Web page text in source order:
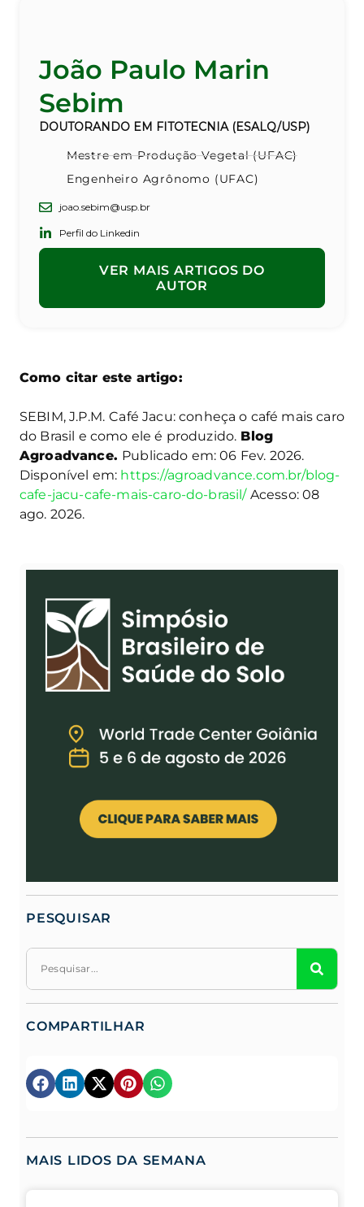
João Paulo Marin
Sebim
DOUTORANDO EM FITOTECNIA (ESALQ/USP)
Mestre em Produção Vegetal (UFAC)
Engenheiro Agrônomo (UFAC)
joao.sebim@usp.br
Perfil do Linkedin
VER MAIS ARTIGOS DO
AUTOR
Como citar este artigo:
SEBIM, J.P.M. Café Jacu: conheça o café mais caro
do Brasil e como ele é produzido. Blog
Agroadvance. Publicado em: 06 Fev. 2026.
Disponível em: https://agroadvance.com.br/blog-
cafe-jacu-cafe-mais-caro-do-brasil/Acesso: 08
ago. 2026.
PESQUISAR
COMPARTILHAR
MAIS LIDOS DA SEMANA